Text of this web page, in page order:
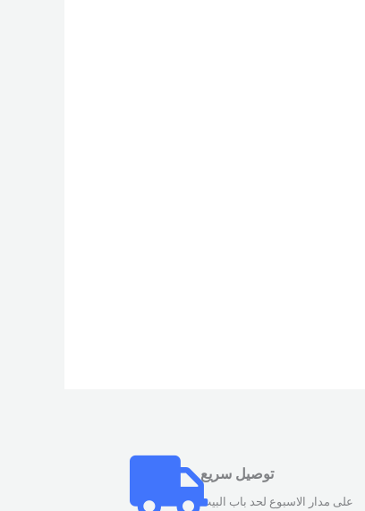
توصيل سريع
على مدار الاسبوع لحد باب البيت